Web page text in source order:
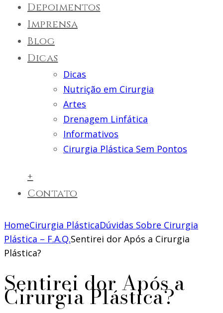
Depoimentos
Imprensa
Blog
Dicas
Dicas
Nutrição em Cirurgia
Artes
Drenagem Linfática
Informativos
Cirurgia Plástica Sem Pontos
+
Contato
HomeCirurgia PlásticaDúvidas Sobre Cirurgia
Plástica – F.A.Q.Sentirei dor Após a Cirurgia
Plástica?
Sentirei dor Após a
Cirurgia Plástica?